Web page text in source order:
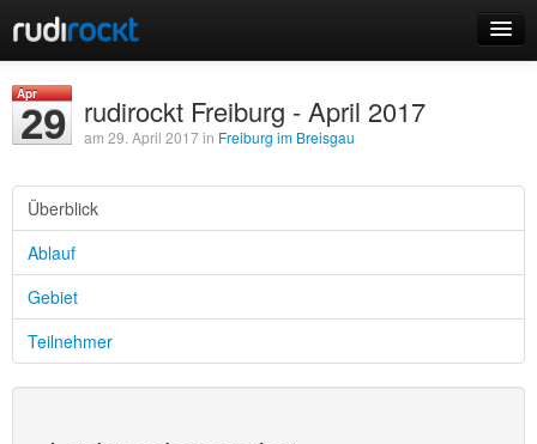
Events
Login
Registrieren
Apr
29 rudirockt Freiburg - April 2017
am 29. April 2017 in Freiburg im Breisgau
Überblick
Ablauf
Gebiet
Teilnehmer